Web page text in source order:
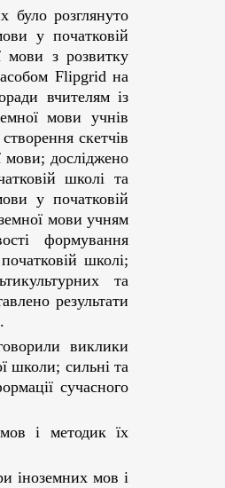
було розглянуто
у початковій
мови з розвитку
Flipgrid на
вчителям із
мови учнів
скетчів
досліджено
школі та
у початковій
мови учням
формування
школі;
та
результати
виклики
школи; сильні та
сучасного
і методик їх
іноземних мов і